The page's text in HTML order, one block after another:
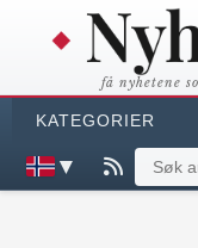
få nyhetene
KATEGORIER
▼